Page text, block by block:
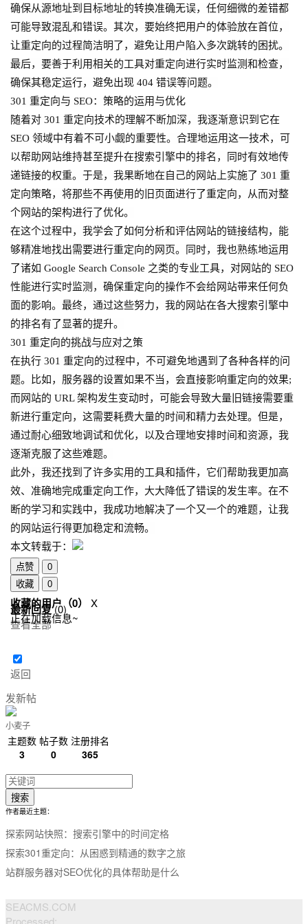
确保从源地址到目标地址的转换准确无误，任何细微的差错都
可能导致混乱和错误。其次，要始终把用户的体验放在首位，
让重定向的过程简洁明了，避免让用户陷入多次跳转的困扰。
最后，要善于利用相关的工具对重定向进行实时监测和检查，
确保其稳定运行，避免出现 404 错误等问题。
301 重定向与 SEO：策略的运用与优化
随着对 301 重定向技术的理解不断加深，我逐渐意识到它在
SEO 领域中有着不可小觑的重要性。合理地运用这一技术，可
以帮助网站维持甚至提升在搜索引擎中的排名，同时有效地传
递链接的权重。于是，我果断地在自己的网站上实施了 301 重
定向策略，将那些不再使用的旧页面进行了重定向，从而对整
个网站的架构进行了优化。
在这个过程中，我学会了如何分析和评估网站的链接结构，能
够精准地找出需要进行重定向的网页。同时，我也熟练地运用
了诸如 Google Search Console 之类的专业工具，对网站的 SEO
性能进行实时监测，确保重定向的操作不会给网站带来任何负
面的影响。最终，通过这些努力，我的网站在各大搜索引擎中
的排名有了显著的提升。
301 重定向的挑战与应对之策
在执行 301 重定向的过程中，不可避免地遇到了各种各样的问
题。比如，服务器的设置如果不当，会直接影响重定向的效果;
而网站的 URL 架构发生变动时，可能会导致大量旧链接需要重
新进行重定向，这需要耗费大量的时间和精力去处理。但是，
通过耐心细致地调试和优化，以及合理地安排时间和资源，我
逐渐克服了这些难题。
此外，我还找到了许多实用的工具和插件，它们帮助我更加高
效、准确地完成重定向工作，大大降低了错误的发生率。在不
断的学习和实践中，我成功地解决了一个又一个的难题，让我
的网站运行得更加稳定和流畅。
本文转载于：
点赞
0
收藏
0
收藏的用户（0）
X
正在加载信息~
最新回复(0)
查看全部
返回
发新帖
小麦子
主题数
3
帖子数
0
注册排名
365
搜索
作者最近主题：
探索网站快照：搜索引擎中的时间定格
探索301重定向：从困惑到精通的数字之旅
站群服务器对SEO优化的具体帮助是什么
SEACMS.COM
Processed: